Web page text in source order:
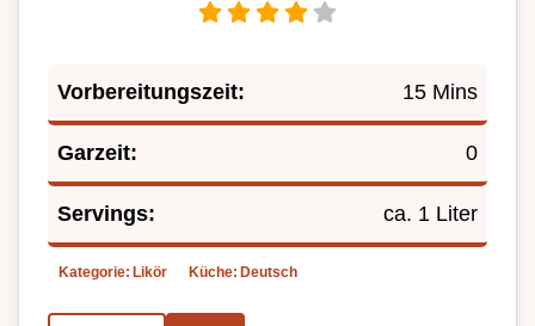
Vorbereitungszeit: 15 Mins
Garzeit: 0
Servings: ca. 1 Liter
Kategorie: Likör Küche: Deutsch